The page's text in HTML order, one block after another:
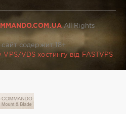
All Rights
содержит 18+
VDS хостингу від FASTVPS